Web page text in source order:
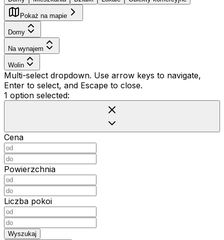
Pokaż na mapie
Domy
Na wynajem
Wolin
Multi-select dropdown. Use arrow keys to navigate,
Enter to select, and Escape to close.
1 option selected:
Cena
Powierzchnia
Liczba pokoi
Wyszukaj